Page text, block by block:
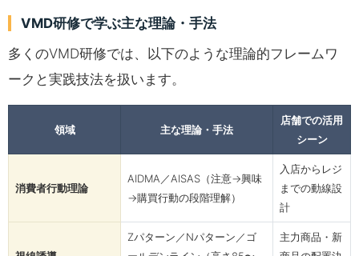
VMD研修で学ぶ主な理論・手法
多くのVMD研修では、以下のような理論的フレームワ
ークと実践技法を扱います。
領域 主な理論・手法
店舗での活用
シーン
消費者行動理論
AIDMA／AISAS（注意→興味
→購買行動の段階理解）
入店からレジ
までの動線設
計
Zパターン／Nパターン／ゴ
主力商品・新